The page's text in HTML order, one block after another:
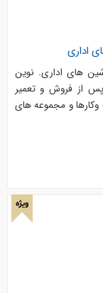
اداری
های اداری. نوین
از فروش و تعمیر
وکارها و مجموعه های
ویژه